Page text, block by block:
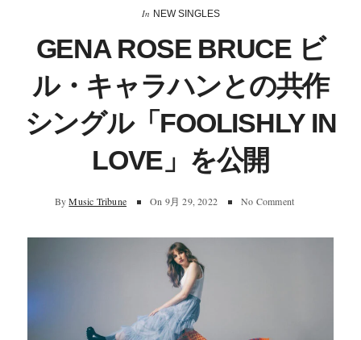
In NEW SINGLES
GENA ROSE BRUCE ビ
ル・キャラハンとの共作
シングル「FOOLISHLY IN
LOVE」を公開
By Music Tribune On 9月 29, 2022 No Comment